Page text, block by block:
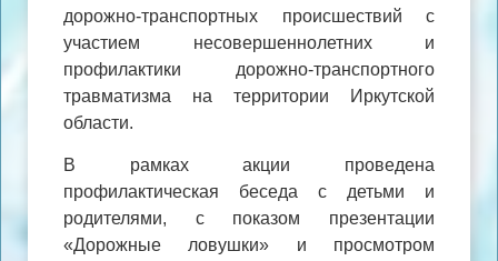
дорожно-транспортных происшествий с
участием несовершеннолетних и
профилактики дорожно-транспортного
травматизма на территории Иркутской
области.
В рамках акции проведена
профилактическая беседа с детьми и
родителями, с показом презентации
«Дорожные ловушки» и просмотром